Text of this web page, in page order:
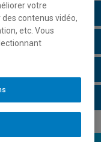
votre
contenus vidéo,
etc. Vous